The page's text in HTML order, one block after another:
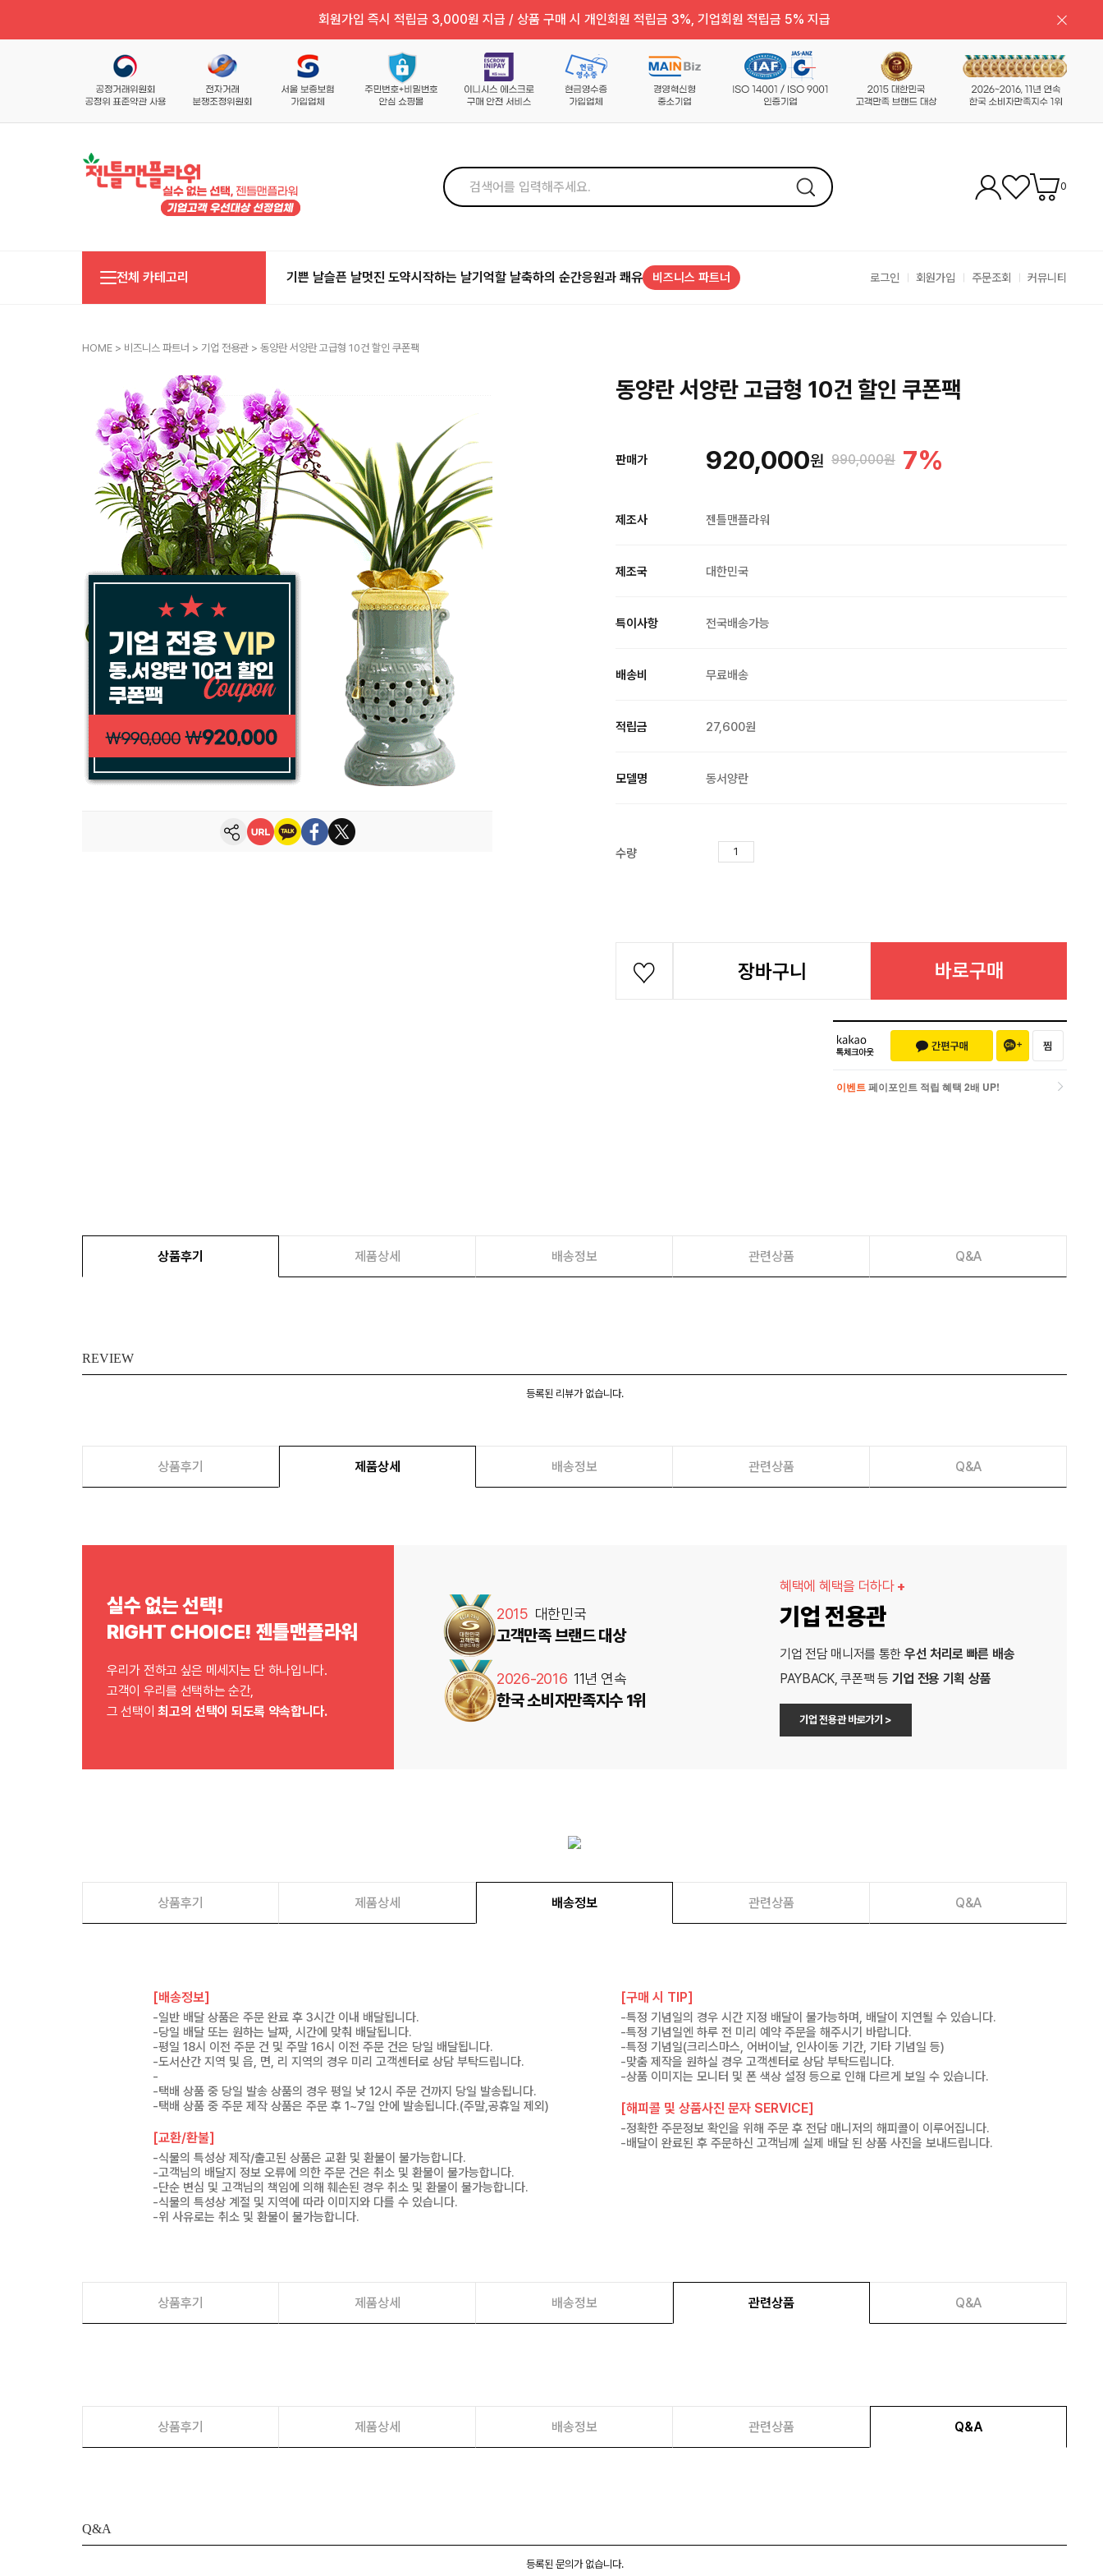
회원가입 즉시 적립금 3,000원 지급 / 상품 구매 시 개인회원 적립금 3%, 기업회원 적립금 5% 지급
0
전체 카테고리 기쁜 날슬픈 날멋진 도약시작하는 날기억할 날축하의 순간응원과 쾌유 비즈니스 파트너 로그인 회원가입 주문조회 커뮤니티
HOME > 비즈니스 파트너 > 기업 전용관 > 동양란 서양란 고급형 10건 할인 쿠폰팩
동양란 서양란 고급형 10건 할인 쿠폰팩
판매가 920,000원 990,000원 7%
제조사 젠틀맨플라워
제조국 대한민국
특이사항 전국배송가능
배송비 무료배송
적립금 27,600원
모델명 동서양란
수량
장바구니 바로구매
이벤트 페이포인트 적립 혜택 2배 UP!
상품후기 제품상세 배송정보 관련상품 Q&A
REVIEW
등록된 리뷰가 없습니다.
상품후기 제품상세 배송정보 관련상품 Q&A
실수 없는 선택!
RIGHT CHOICE! 젠틀맨플라워
우리가 전하고 싶은 메세지는 단 하나입니다.
고객이 우리를 선택하는 순간,
그 선택이최고의 선택이 되도록 약속합니다.
2015 대한민국
고객만족 브랜드 대상
2026-2016 11년 연속
한국 소비자만족지수 1위
혜택에 혜택을 더하다 +
기업 전용관
기업 전담 매니저를 통한 우선 처리로 빠른 배송
PAYBACK, 쿠폰팩 등 기업 전용 기획 상품
기업 전용관 바로가기 >
상품후기 제품상세 배송정보 관련상품 Q&A
[배송정보]
-일반 배달 상품은 주문 완료 후 3시간 이내 배달됩니다.
-당일 배달 또는 원하는 날짜, 시간에 맞춰 배달됩니다.
-평일 18시 이전 주문 건 및 주말 16시 이전 주문 건은 당일 배달됩니다.
-도서산간 지역 및 읍, 면, 리 지역의 경우 미리 고객센터로 상담 부탁드립니다.
-
-택배 상품 중 당일 발송 상품의 경우 평일 낮 12시 주문 건까지 당일 발송됩니다.
-택배 상품 중 주문 제작 상품은 주문 후 1~7일 안에 발송됩니다.(주말,공휴일 제외)
[교환/환불]
-식물의 특성상 제작/출고된 상품은 교환 및 환불이 불가능합니다.
-고객님의 배달지 정보 오류에 의한 주문 건은 취소 및 환불이 불가능합니다.
-단순 변심 및 고객님의 책임에 의해 훼손된 경우 취소 및 환불이 불가능합니다.
-식물의 특성상 계절 및 지역에 따라 이미지와 다를 수 있습니다.
-위 사유로는 취소 및 환불이 불가능합니다.
[구매 시 TIP]
-특정 기념일의 경우 시간 지정 배달이 불가능하며, 배달이 지연될 수 있습니다.
-특정 기념일엔 하루 전 미리 예약 주문을 해주시기 바랍니다.
-특정 기념일(크리스마스, 어버이날, 인사이동 기간, 기타 기념일 등)
-맞춤 제작을 원하실 경우 고객센터로 상담 부탁드립니다.
-상품 이미지는 모니터 및 폰 색상 설정 등으로 인해 다르게 보일 수 있습니다.
[해피콜 및 상품사진 문자 SERVICE]
-정확한 주문정보 확인을 위해 주문 후 전담 매니저의 해피콜이 이루어집니다.
-배달이 완료된 후 주문하신 고객님께 실제 배달 된 상품 사진을 보내드립니다.
상품후기 제품상세 배송정보 관련상품 Q&A
상품후기 제품상세 배송정보 관련상품 Q&A
Q&A
등록된 문의가 없습니다.